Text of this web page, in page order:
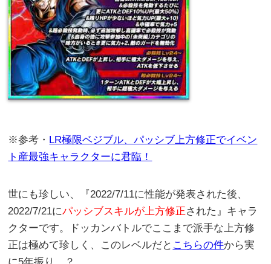
※参考・ LR極限ベジブル、パッシブ上方修正でイベン
ト産最強キャラクターに君臨！
世にも珍しい、『2022/7/11に性能が発表された後、
2022/7/21にパッシブスキルが上方修正された』キャラ
クターです。ドッカンバトルでここまで派手な上方修
正は極めて珍しく、このレベルだと こちらの件から実